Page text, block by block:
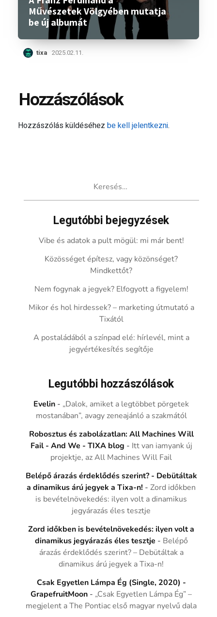
Művészetek Völgyében mutatja
be új albumát
tixa 2025.02.11.
Hozzászólások
Hozzászólás küldéséhezbe kell jelentkezni.
Legutóbbi bejegyzések
Vibe és adatok a pult mögül: mi már bent!
Közösséget építesz, vagy közönséget?
Mindkettőt?
Nem fogynak a jegyek? Elfogyott a figyelem!
Mikor és hol hirdessek? – marketing útmutató a
Tixától
A postaládából a színpad elé: hírlevél, mint a
jegyértékesítés segítője
Legutóbbi hozzászólások
Evelin - „Dalok, amiket a legtöbbet pörgetek
mostanában”, avagy zeneajánló a szakmától
Robosztus és zabolázatlan: All Machines Will
Fail - And We - TIXA blog - Itt van iamyank új
projektje, az All Machines Will Fail
Belépő árazás érdeklődés szerint? - Debütáltak
a dinamikus árú jegyek a Tixa-n! -Zord időkben
is bevételnövekedés: ilyen volt a dinamikus
jegyárazás éles tesztje
Zord időkben is bevételnövekedés: ilyen volt a
dinamikus jegyárazás éles tesztje - Belépő
árazás érdeklődés szerint? – Debütáltak a
dinamikus árú jegyek a Tixa-n!
Csak Egyetlen Lámpa Ég (Single, 2020) -
GrapefruitMoon - „Csak Egyetlen Lámpa Ég” –
megjelent a The Pontiac első magyar nyelvű dala